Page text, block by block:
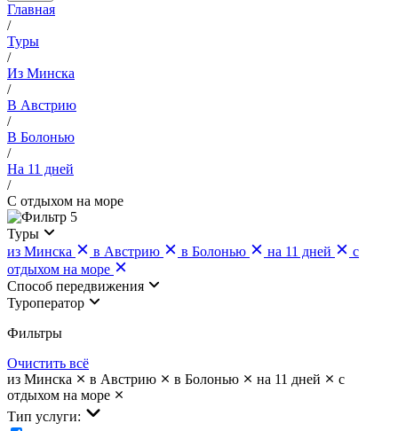
Главная
/
Туры
/
Из Минска
/
В Австрию
/
В Болонью
/
На 11 дней
/
С отдыхом на море
5
Туры
из Минска
в Австрию в Болонью на 11 дней
с
отдыхом на море
Cпособ передвижения
Туроператор
Фильтры
Очистить всё
из Минска
в Австрию в Болонью на 11 дней
с
отдыхом на море
Тип услуги: